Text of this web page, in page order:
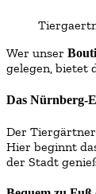
Wer unser
gelegen, bietet
Das Nürnberg-
Der
Hier beginnt
der Stadt